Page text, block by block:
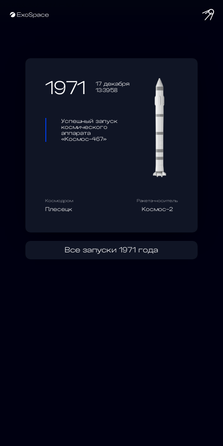
1971
17 декабря
13:39:58
Успешный запуск
космического
аппарата
«Космос-467»
Космодром
Плесецк
Ракета-носитель
Космос-2
Все запуски 1971 года